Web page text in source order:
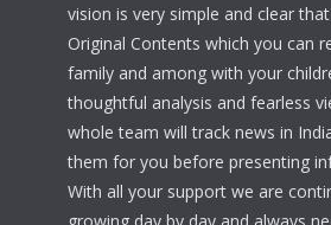
vision is very simple and clear
Original Contents which you can
family and among with your
thoughtful analysis and fearless
whole team will track news in
them for you before presenting
With all your support we are
growing day by day and always